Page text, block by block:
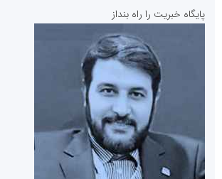
پایگاه خبریت را راه بنداز